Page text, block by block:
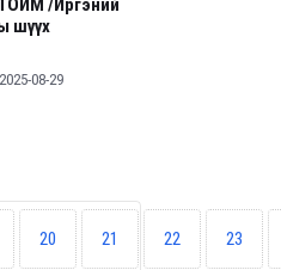
/Иргэний
шүүх
2025-08-29
20 21 22 23